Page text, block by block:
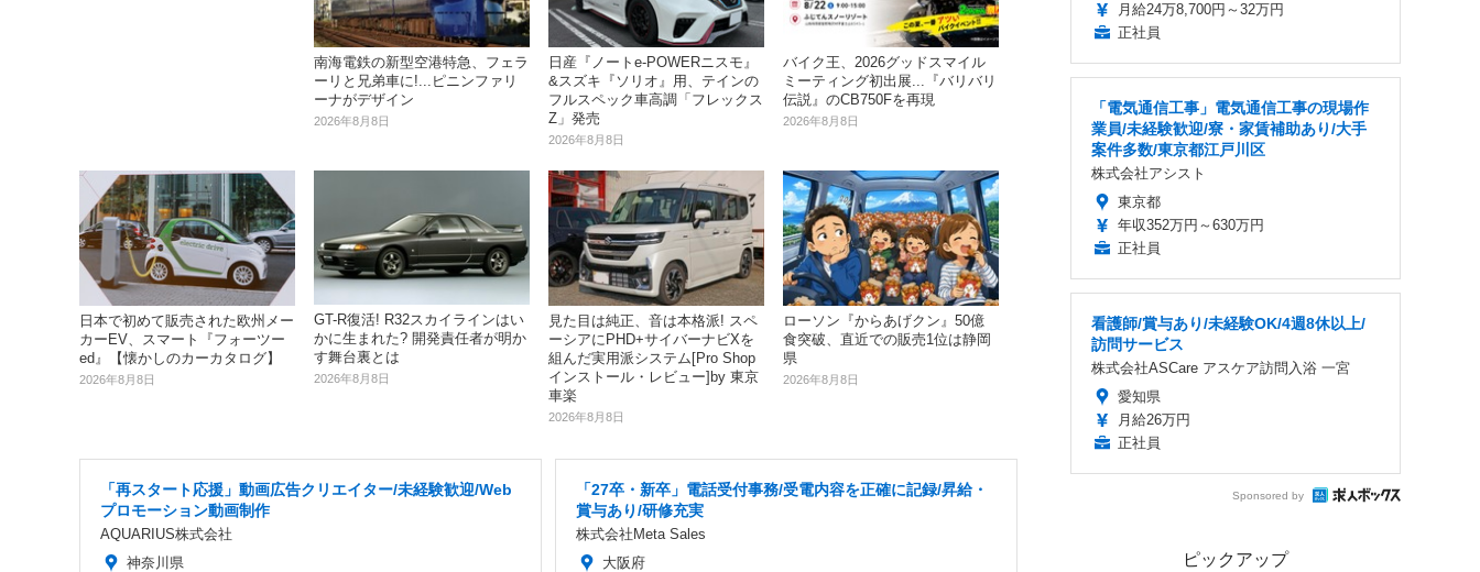
南海電鉄の新型空港特急、フェラ
ーリと兄弟車に!...ピニンファリ
ーナがデザイン
2026年8月8日
日産『ノートe-POWERニスモ』
&スズキ『ソリオ』用、テインの
フルスペック車高調「フレックス
Z」発売
2026年8月8日
バイク王、2026グッドスマイル
ミーティング初出展...『バリバリ
伝説』のCB750Fを再現
2026年8月8日
日本で初めて販売された欧州メー
カーEV、スマート『フォーツー
ed』【懐かしのカーカタログ】
2026年8月8日
GT-R復活! R32スカイラインはい
かに生まれた? 開発責任者が明か
す舞台裏とは
2026年8月8日
見た目は純正、音は本格派! スペ
ーシアにPHD+サイバーナビXを
組んだ実用派システム[Pro Shop
インストール・レビュー]by 東京
車楽
2026年8月8日
ローソン『からあげクン』50億
食突破、直近での販売1位は静岡
県
2026年8月8日
「再スタート応援」動画広告クリエイター/未経験歓迎/Web
プロモーション動画制作
AQUARIUS株式会社
神奈川県
「27卒・新卒」電話受付事務/受電内容を正確に記録/昇給・
賞与あり/研修充実
株式会社Meta Sales
大阪府
月給24万8,700円～32万円
正社員
「電気通信工事」電気通信工事の現場作
業員/未経験歓迎/寮・家賃補助あり/大手
案件多数/東京都江戸川区
株式会社アシスト
東京都
年収352万円～630万円
正社員
看護師/賞与あり/未経験OK/4週8休以上/
訪問サービス
株式会社ASCare アスケア訪問入浴 一宮
愛知県
月給26万円
正社員
Sponsored by
ピックアップ